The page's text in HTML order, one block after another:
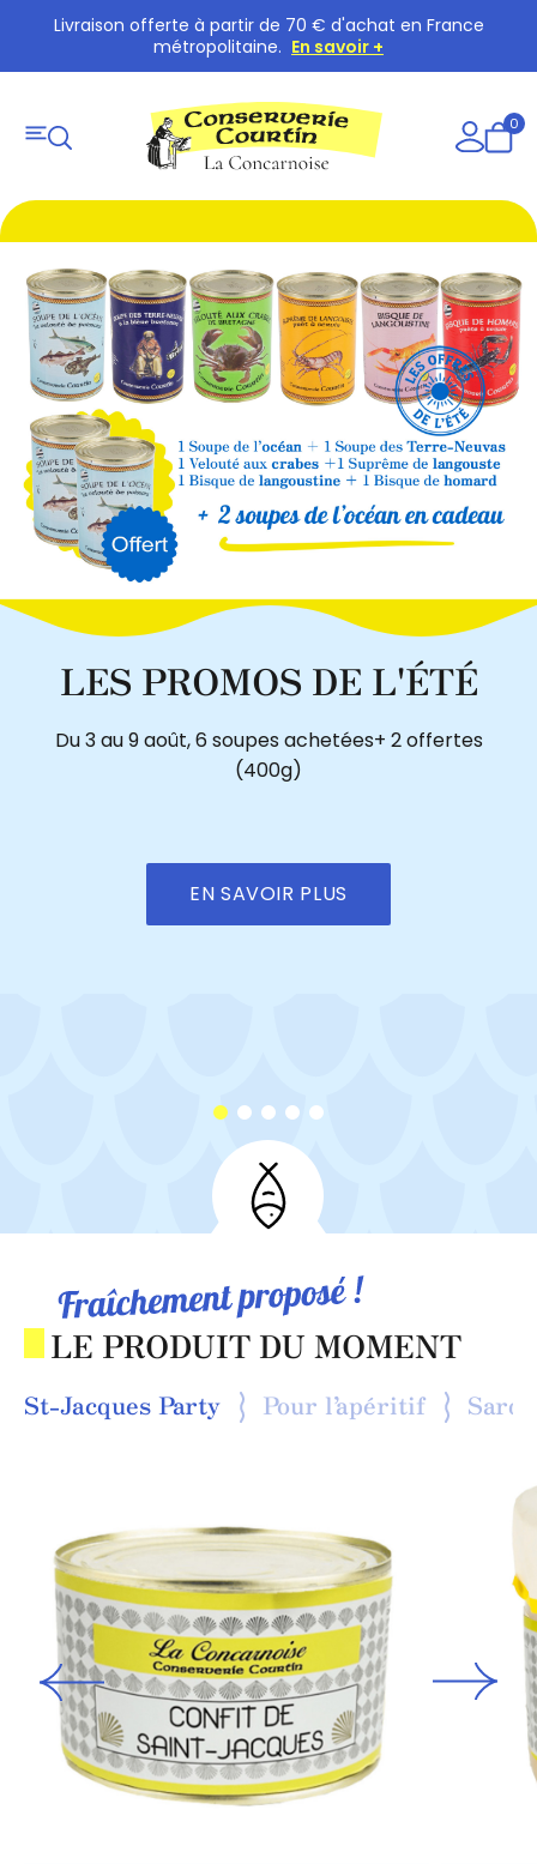
Livraison offerte à partir de 70 € d'achat en France
métropolitaine. En savoir +
0
LES PROMOS DE L'ÉTÉ
Du 3 au 9 août, 6 soupes achetées+ 2 offertes
(400g)
EN SAVOIR PLUS
LE PRODUIT DU MOMENT
St-Jacques Party Pour l’apéritif